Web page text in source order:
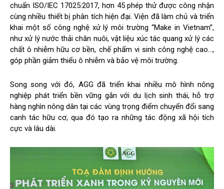
chuẩn ISO/IEC 17025:2017, hơn 45 phép thử được công nhận
cùng nhiều thiết bị phân tích hiện đại. Viện đã làm chủ và triển
khai một số công nghệ xử lý môi trường “Make in Vietnam”,
như xử lý nước thải chăn nuôi, vật liệu xúc tác quang xử lý các
chất ô nhiễm hữu cơ bền, chế phẩm vi sinh công nghệ cao…,
góp phần giảm thiểu ô nhiễm và bảo vệ môi trường.
Song song với đó, AGG đã triển khai nhiều mô hình nông
nghiệp phát triển bền vững gắn với du lịch sinh thái, hỗ trợ
hàng nghìn nông dân tại các vùng trọng điểm chuyển đổi sang
canh tác hữu cơ, qua đó tạo ra những tác động xã hội tích
cực và lâu dài.